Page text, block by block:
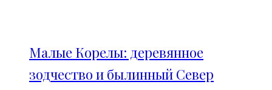
Малые Корелы: деревянное
зодчество и былинный Север